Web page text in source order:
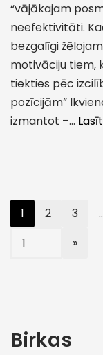
“vājākajam
neefektivitāti.
bezgalīgi
motivāciju tiem,
tiekties pēc
pozīcijām”
izmantot –…
1 2 3
Birkas